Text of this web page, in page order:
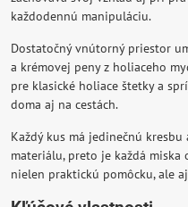
každodennú manipuláciu.
Dostatočný vnútorný priestor
a krémovej peny z holiaceho
pre klasické holiace štetky a
doma aj na cestách.
Každý kus má jedinečnú
materiálu, preto je každá
nielen praktickú pomôcku, ale